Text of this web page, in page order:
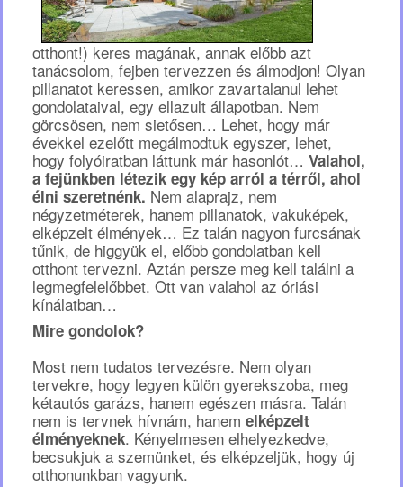
otthont!) keres magának, annak előbb azt
tanácsolom, fejben tervezzen és álmodjon! Olyan
pillanatot keressen, amikor zavartalanul lehet
gondolataival, egy ellazult állapotban. Nem
görcsösen, nem sietősen… Lehet, hogy már
évekkel ezelőtt megálmodtuk egyszer, lehet,
hogy folyóiratban láttunk már hasonlót… Valahol,
a fejünkben létezik egy kép arról a térről, ahol
élni szeretnénk. Nem alaprajz, nem
négyzetméterek, hanem pillanatok, vakuképek,
elképzelt élmények… Ez talán nagyon furcsának
tűnik, de higgyük el, előbb gondolatban kell
otthont tervezni. Aztán persze meg kell találni a
legmegfelelőbbet. Ott van valahol az óriási
kínálatban…
Mire gondolok?
Most nem tudatos tervezésre. Nem olyan
tervekre, hogy legyen külön gyerekszoba, meg
kétautós garázs, hanem egészen másra. Talán
nem is tervnek hívnám, hanem elképzelt
élményeknek. Kényelmesen elhelyezkedve,
becsukjuk a szemünket, és elképzeljük, hogy új
otthonunkban vagyunk.